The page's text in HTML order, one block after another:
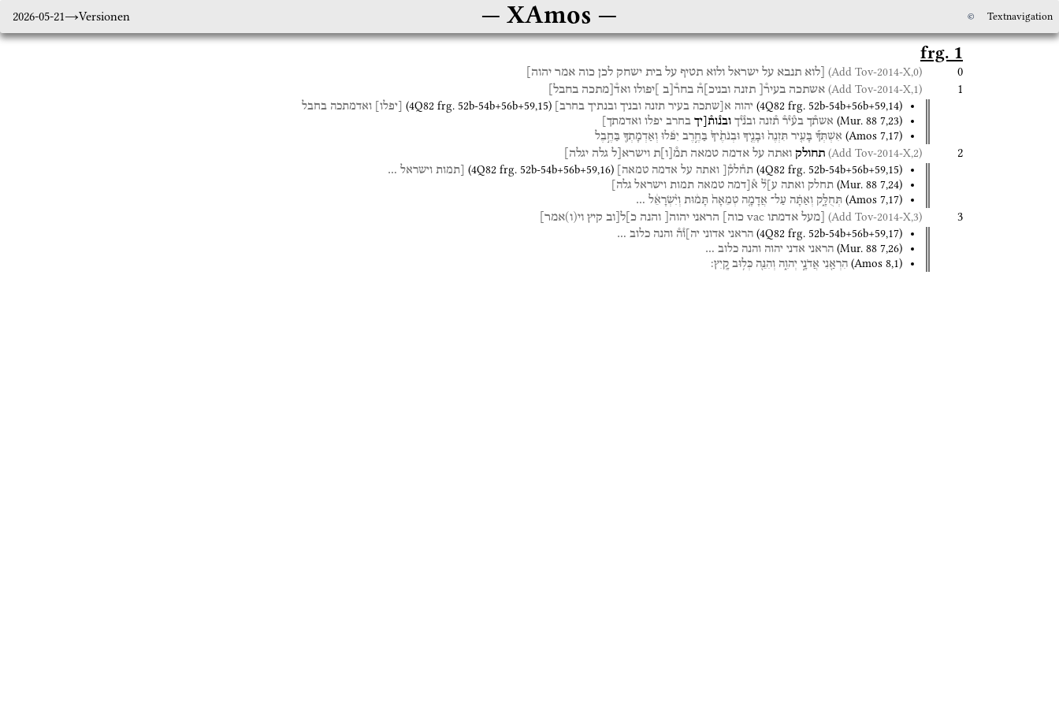
2026-05-21 Versionen XAmos © Textnavigation
frg. 1
0
(Add Tov-2014-X,0) [לוא תנבא על ישראל ולוא תטיף על בית ישחק לכן כוה אמר יהוה]
1
(Add Tov-2014-X,1) אשתכה בעיר֯[ תזנה ובניכ]ה֯ בחר֯[ב ]יפולו ואד֯[מתכה בחבל]
(4Q82 frg. 52b-54b+56b+59,14) יהוה א[שתכה בעיר תזנה ובניך ובנתיך בחרב] (4Q82 frg. 52b-54b+56b+59,15) יפלו ואדמתכה בחבל
(Mur. 88 7,23) אשת֯ך בע֯י֯ר֯ ת֯זנה ובנ֯י֯ך ובנ֯ות֯[יך בחרב יפלו ואדמתך]
(Amos 7,17) אִשְׁתְּךָ֞ בָּעִ֤יר תִּזְנֶה֙ וּבָנֶ֤יךָ וּבְנֹתֶ֙יךָ֙ בַּחֶ֣רֶב יִפֹּ֔לוּ וְאַדְמָתְךָ֖ בַּחֶ֣בֶל
2
(Add Tov-2014-X,2) תחולק ואתה על אדמה טמאה תמ֯ ו ת וישרא[ל גלה יגלה]
(4Q82 frg. 52b-54b+56b+59,15) תח֯לק֯[ ואתה על אדמה טמאה] (4Q82 frg. 52b-54b+56b+59,16) [תמות וישראל …
(Mur. 88 7,24) תחלק ואתה ע]ל֯ א֯[דמה טמאה תמות וישראל גלה]
(Amos 7,17) תְּחֻלָּ֑ק וְאַתָּ֗ה עַל־ אֲדָמָ֤ה טְמֵאָה֙ תָּמ֔וּת וְיִ֨שְׂרָאֵ֔ל …
3
(Add Tov-2014-X,3) [מעל אדמתו vac כוה] הראני יהוה[ והנה כ]ל[וב קיץ וי(ו)אמר]
(4Q82 frg. 52b-54b+56b+59,17) הראני אדוני יה]ו֯ה֯ והנה כלוב …
(Mur. 88 7,26) הראני אדני יהוה והנה כלוב …
(Amos 8,1) הִרְאַ֖נִי אֲדֹנָ֣י יְהוִ֑ה וְהִנֵּ֖ה כְּל֥וּב קָֽיִץ׃